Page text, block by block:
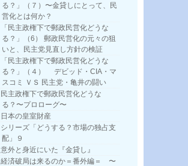
る？」（７）〜金貸しにとって、民
営化とは何か？
「民主政権下で郵政民営化どうな
る？」（6） 郵政民営化の元々の狙
いと、民主党見直し方針の検証
「民主政権下で郵政民営化どうな
る？」（４） デビッド・CIA・マ
スコミ ＶＳ 民主党・亀井の闘い
民主政権下で郵政民営化どうな
る？〜プロローグ〜
日本の皇室財産
シリーズ「どうする？市場の独占支
配」９
意外と身近にいた『金貸し』
経済破局は来るのか＝番外編＝ 〜